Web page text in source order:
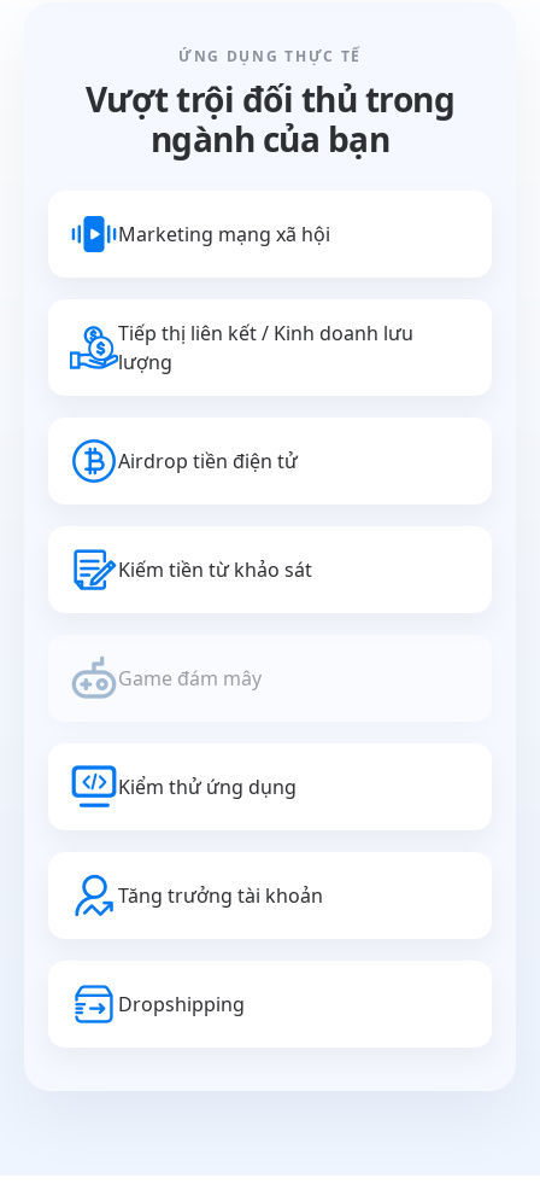
ỨNG DỤNG THỰC TẾ
Vượt trội đối thủ trong
ngành của bạn
Marketing mạng xã hội
Tiếp thị liên kết / Kinh doanh lưu
lượng
Airdrop tiền điện tử
Kiếm tiền từ khảo sát
Game đám mây
Kiểm thử ứng dụng
Tăng trưởng tài khoản
Dropshipping